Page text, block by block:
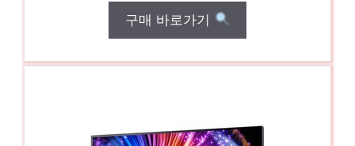
구매 바로가기